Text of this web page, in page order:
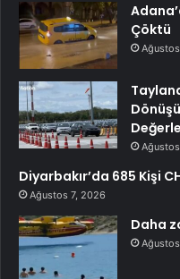
Çöktü
Diyarbakır’da 685 Kişi
Ağustos 7, 2026
Daha